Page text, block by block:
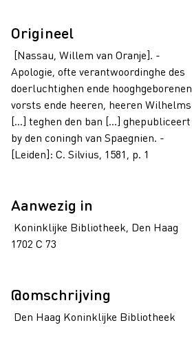
Origineel
[Nassau, Willem van Oranje]. -
Apologie, ofte verantwoordinghe des
doerluchtighen ende hooghgeborenen
vorsts ende heeren, heeren Wilhelms
[...] teghen den ban [...] ghepubliceert
by den coningh van Spaegnien. -
[Leiden]: C. Silvius, 1581, p. 1
Aanwezig in
Koninklijke Bibliotheek, Den Haag
1702 C 73
@omschrijving
Den Haag Koninklijke Bibliotheek